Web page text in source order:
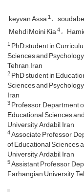
keyvan Assa1
Mehdi Moini Kia4
1PhD student in
Sciences and
Tehran, Iran
2PhD student in
Sciences and
Iran
3Professor, Department
Educational Sciences
University, Ardabil, Iran
4Associate Professor,
of Educational Sciences
University, Ardabil, Iran
5Assistant Professor,
Farhangian University,